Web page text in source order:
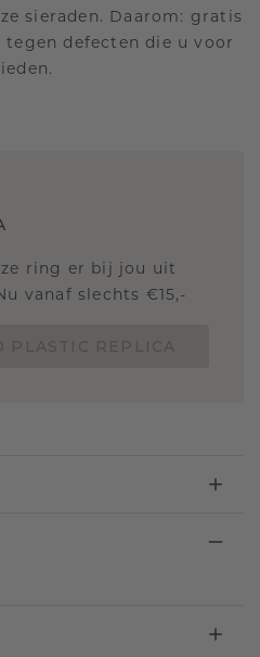
sieraden. Daarom: gratis
defecten die u voor
ring er bij jou uit
vanaf slechts €15,-